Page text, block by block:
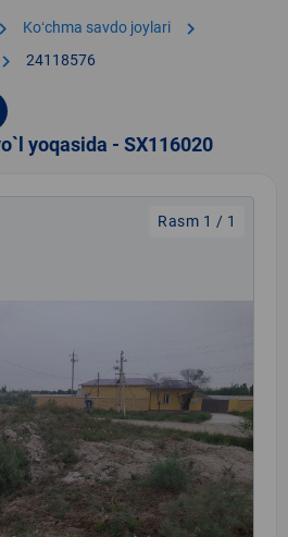
chevron_right Koʻchma savdo joylari chevron_right
chevron_right 24118576
yoqasida - SX116020
Rasm 1 / 1